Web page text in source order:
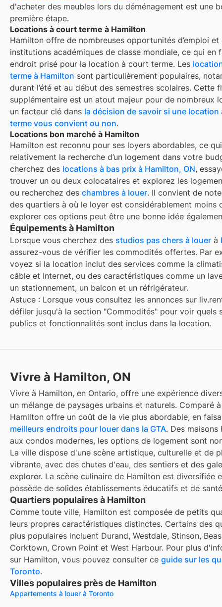
d'acheter des meubles lors du déménagement est une
première étape.
Locations à court terme à Hamilton
Hamilton offre de nombreuses opportunités d’emploi et
institutions académiques de classe mondiale, ce qui en
endroit prisé pour la location à court terme. Les
terme à Hamilton sont particulièrement populaires,
durant l’été et au début des semestres scolaires. Cette
supplémentaire est un atout majeur pour de nombreux
un facteur clé dans la décision de savoir si une location
terme vous convient ou non.
Locations bon marché à Hamilton
Hamilton est reconnu pour ses loyers abordables, ce
relativement la recherche d’un logement dans votre
cherchez des locations à bas prix à Hamilton, ON,
trouver un ou deux colocataires et explorez les
ou recherchez des chambres à louer. Il convient de
des quartiers à où le loyer est considérablement moins
explorer ces options peut être une bonne idée
Équipements à Hamilton
Lorsque vous cherchez des studios pas chers à louer à
assurez-vous de vérifier les commodités offertes. Par
voyez si la location inclut des services comme la
câble et Internet, ou des caractéristiques comme un
un stationnement, un balcon et un réfrigérateur.
Astuce : Lorsque vous consultez les annonces sur
défiler jusqu'à la section "Commodités" pour voir quels
publics et fonctionnalités sont inclus dans la location.
Vivre à Hamilton, ON
Vivre à Hamilton, en Ontario, offre une expérience
un mélange de paysages urbains et naturels. Comparé
Hamilton offre un coût de la vie plus abordable, en
meilleurs endroits pour louer dans la GTA. Des maisons
aux condos modernes, les options de logement sont
La ville dispose d'une scène artistique, culturelle et de
vibrante, avec des chutes d'eau, des sentiers et des
explorer. La scène culinaire de Hamilton est diversifiée
possède de solides établissements éducatifs et de
Quartiers populaires à Hamilton
Comme toute ville, Hamilton est composée de petits
leurs propres caractéristiques distinctes. Certains des
plus populaires incluent Durand, Westdale, Stinson,
Corktown, Crown Point et West Harbour. Pour plus
sur Hamilton, vous pouvez consulter ce guide sur les
Toronto.
Villes populaires près de Hamilton
Appartements à louer à Toronto